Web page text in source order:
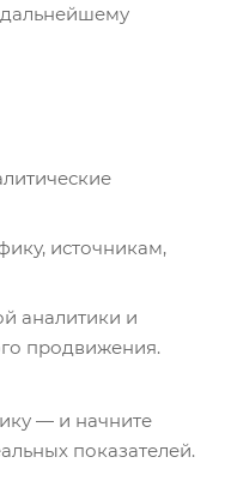
источникам,
аналитики и
продвижения.
— и начните
показателей.